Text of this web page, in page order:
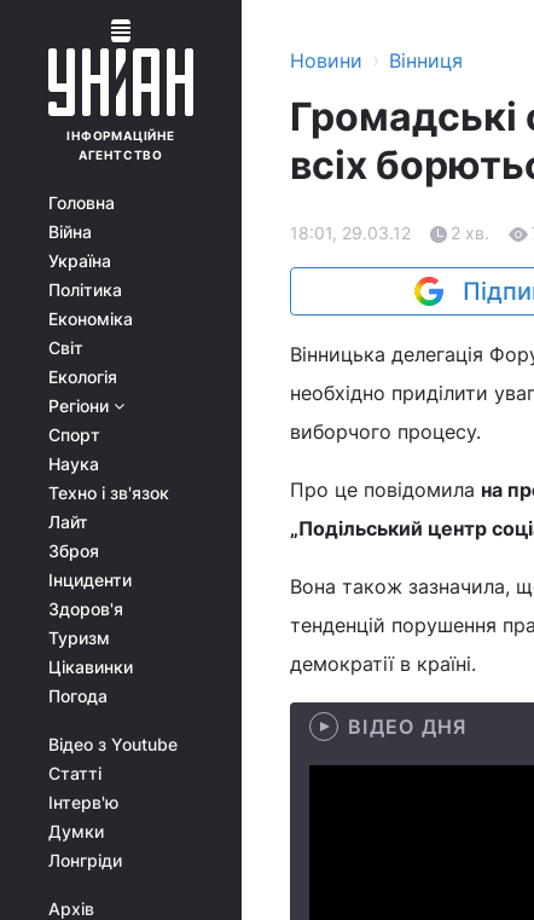
ІНФОРМАЦІЙНЕ
АГЕНТСТВО
Головна
Війна
Україна
Політика
Економіка
Світ
Екологія
Регіони
Спорт
Наука
Техно і зв'язок
Лайт
Зброя
Інциденти
Здоров'я
Туризм
Цікавинки
Погода
Відео з Youtube
Статті
Інтерв'ю
Думки
Лонгріди
Архів
Новини › Вінниця
Громадські
всіх
18:01, 29.03.12 2 хв.
Вінницька делегація
необхідно приділити
виборчого процесу.
Про це повідомила на
„Подільський центр
Вона також зазначила,
тенденцій порушення
демократії в країні.
ВІДЕО ДНЯ